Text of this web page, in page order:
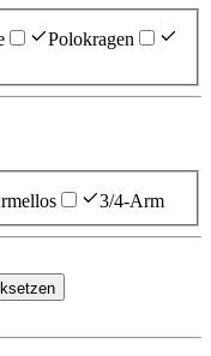
Polokragen
3/4-Arm